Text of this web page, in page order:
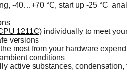
-40…+70 °C, start up -25 °C,
1211C) individually to meet
versions
most from your hardware
conditions
active substances, condensation,